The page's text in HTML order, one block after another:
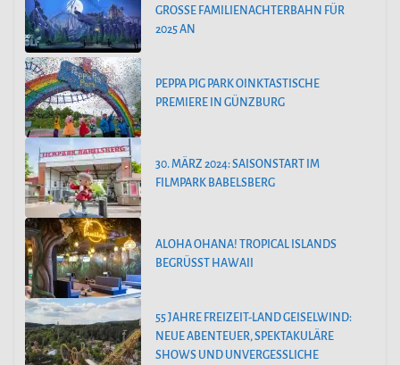
GROSSE FAMILIENACHTERBAHN FÜR 2
025 AN
PEPPA PIG PARK OINKTASTISCHE
PREMIERE IN GÜNZBURG
30. MÄRZ 2024: SAISONSTART IM
FILMPARK BABELSBERG
ALOHA OHANA! TROPICAL ISLANDS
BEGRÜSST HAWAII
55 JAHRE FREIZEIT-LAND GEISELWIND:
NEUE ABENTEUER, SPEKTAKULÄRE
SHOWS UND UNVERGESSLICHE